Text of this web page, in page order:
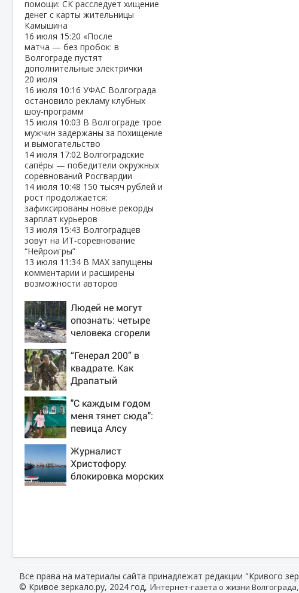
помощи: СК расследует хищение
денег с карты жительницы
Камышина
16 июля 15:20 «После
матча — без пробок: в
Волгограде пустят
дополнительные электрички
20 июля
16 июля 10:16 УФАС Волгограда
остановило рекламу клубных
шоу‑программ
15 июля 10:03 В Волгограде трое
мужчин задержаны за похищение
и вымогательство
14 июля 17:02 Волгоградские
сапёры — победители окружных
соревнований Росгвардии
14 июля 10:48 150 тысяч рублей и
рост продолжается:
зафиксированы новые рекорды
зарплат курьеров
13 июля 15:43 Волгоградцев
зовут на ИТ‑соревнование
“Нейроигры”
13 июля 11:34 В МАХ запущены
комментарии и расширены
возможности авторов
Людей не могут
опознать: четыре
человека сгорели
ДТП на трассе
07/08/2026 –
Новости
“Генерал 200” в
квадрате. Как
Драпатый
Сырского
"С каждым годом
меня тянет сюда":
певица Алсу
татарскую деревню,
где прошло ее
детство 07/08/2026
Журналист
Христофору:
блокировка морских
Все права на материалы сайта принадлежат редакции "Кривого
© Кривое зеркало.ру, 2024 год, Интернет-газета о жизни